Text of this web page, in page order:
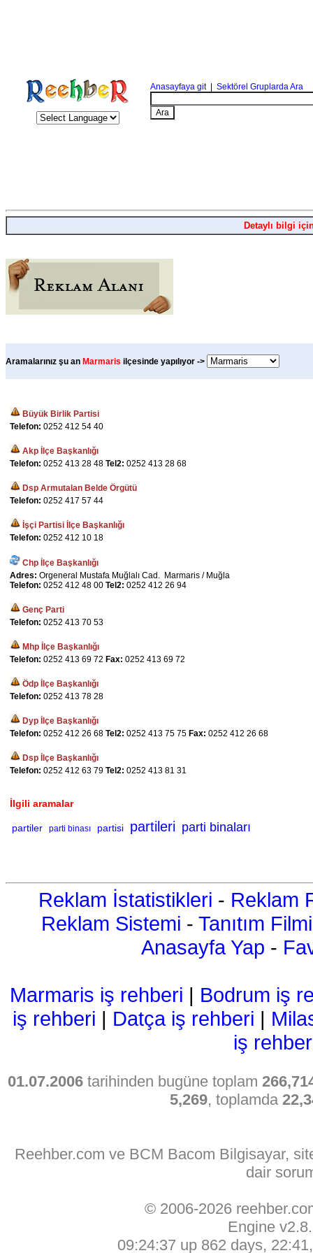
Anasayfaya git| Sektörel Gruplarda Ara
Detaylı bilgi
Aramalarınız şu an Marmaris ilçesinde yapılıyor ->
Büyük Birlik Partisi
Telefon: 0252 412 54 40
Akp İlçe Başkanlığı
Telefon: 0252 413 28 48 Tel2: 0252 413 28 68
Dsp Armutalan Belde Örgütü
Telefon: 0252 417 57 44
İşçi Partisi İlçe Başkanlığı
Telefon: 0252 412 10 18
Chp İlçe Başkanlığı
Adres: Orgeneral Mustafa Muğlalı Cad. Marmaris / Muğla
Telefon: 0252 412 48 00 Tel2: 0252 412 26 94
Genç Parti
Telefon: 0252 413 70 53
Mhp İlçe Başkanlığı
Telefon: 0252 413 69 72 Fax: 0252 413 69 72
Ödp İlçe Başkanlığı
Telefon: 0252 413 78 28
Dyp İlçe Başkanlığı
Telefon: 0252 412 26 68 Tel2: 0252 413 75 75 Fax: 0252 412 26 68
Dsp İlçe Başkanlığı
Telefon: 0252 412 63 79 Tel2: 0252 413 81 31
İlgili aramalar
partiler parti binası partisi partileri parti binaları
Reklam İstatistikleri - Reklam
Reklam Sistemi - Tanıtım Filmi
Anasayfa Yap -
Marmaris iş rehberi | Bodrum iş
iş rehberi | Datça iş rehberi |
iş
01.07.2006 tarihinden bugüne toplam
5,269, toplamda
Reehber.com ve BCM Bacom Bilgisayar,
dair
© 2006-2026
Engine
09:24:37 up 862 days,